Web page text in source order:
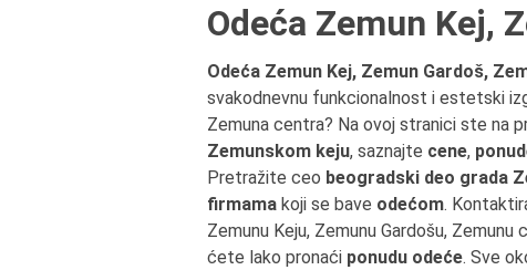
Odeća Zemun Kej,
Odeća Zemun Kej, Zemun Gardoš,
svakodnevnu funkcionalnost i estetski
Zemuna centra? Na ovoj stranici ste na
Zemunskom keju, saznajte cene,
Pretražite ceo beogradski deo grada
firmama koji se bave odećom.
Zemunu Keju, Zemunu Gardošu,
ćete lako pronaći ponudu odeće. Sve